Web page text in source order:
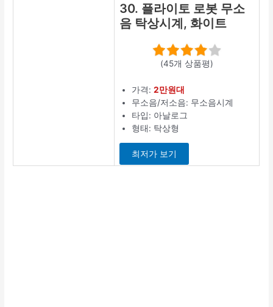
30. 플라이토 로봇 무소
음 탁상시계, 화이트
(45개 상품평)
가격:2만원대
무소음/저소음: 무소음시계
타입: 아날로그
형태: 탁상형
최저가 보기